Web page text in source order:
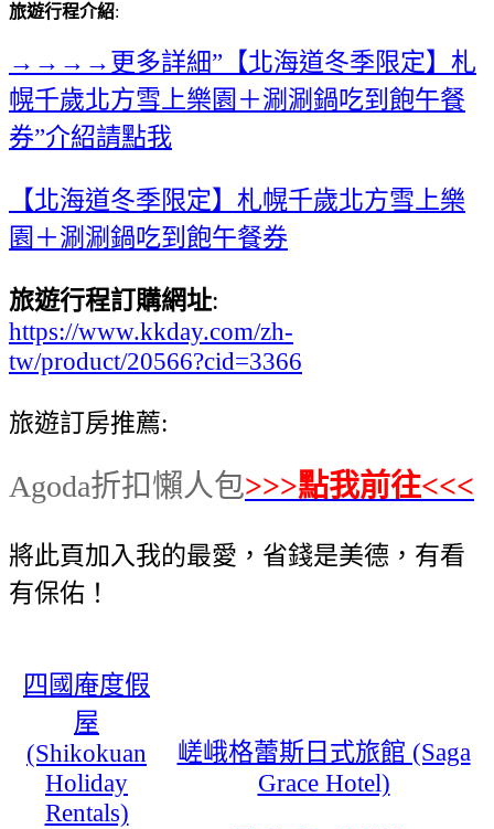
旅遊行程介紹:
→→→→更多詳細”【北海道冬季限定】札
幌千歲北方雪上樂園＋涮涮鍋吃到飽午餐
券”介紹請點我
【北海道冬季限定】札幌千歲北方雪上樂
園＋涮涮鍋吃到飽午餐券
旅遊行程訂購網址:
https://www.kkday.com/zh-
tw/product/20566?cid=3366
旅遊訂房推薦:
Agoda折扣懶人包>>>點我前往<<<
將此頁加入我的最愛，省錢是美德，有看
有保佑！
四國庵度假
屋
(Shikokuan
Holiday
Rentals)
嵯峨格蕾斯日式旅館 (Saga
Grace Hotel)